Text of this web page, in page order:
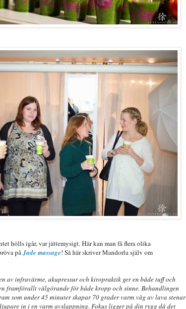
hölls igår, var jättemysigt. Här kan man få flera olika
påJade massage! Så här skriver Mandorla själv om
av infravärme, akupressur och kiropraktik ger en både tuff och
framförallt välgörande för både kropp och sinne. Behandlingen
som under 45 minuter skapar 70 grader varm våg av lava stenar
in i en varm avslappning. Fokus ligger på din rygg då det